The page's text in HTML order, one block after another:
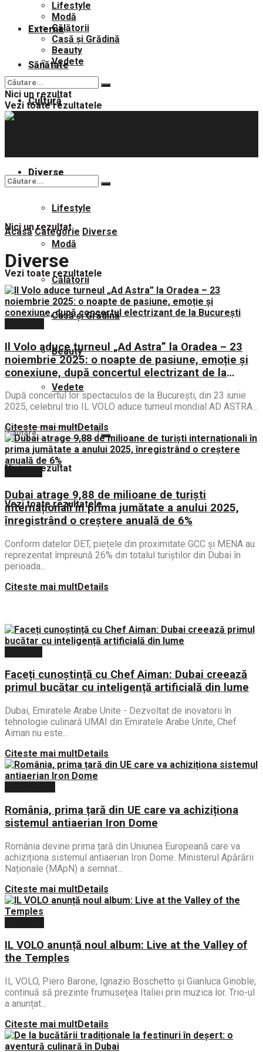
Externe
Sănătate
Cultură
Diverse
Lifestyle
Modă
Călătorii
Casă și Grădină
Beauty
Vedete
Nici un rezultat
Vezi toate rezultatele
Lifestyle
Modă
Călătorii
Casă și Grădină
Beauty
Vedete
Nici un rezultat
Vezi toate rezultatele
Nici un rezultat
Vezi toate rezultatele
Acasă Categorie Diverse
Diverse
Il Volo aduce turneul „Ad Astra” la Oradea – 23
noiembrie 2025: o noapte de pasiune, emoție și
conexiune, după concertul electrizant de la
București
După concertul lor spectaculos de la București, din 23 iunie
2025, celebrul trio IL VOLO aduce turneul mondial AD ASTRA...
Citeste mai multDetails
Dubai atrage 9,88 de milioane de turiști
internaționali în prima jumătate a anului 2025,
înregistrând o creștere anuală de 6%
Conform datelor DET, piețele din proximitate GCC și MENA au
reprezentat împreună 26% din totalul turiștilor din Dubai în
perioada...
Citeste mai multDetails
Faceți cunoștință cu Chef Aiman: Dubai creează
primul bucătar cu inteligență artificială din lume
Dubai, Emiratele Arabe Unite - Dezvoltat de inovatorii în
tehnologie culinară UMAI din Emiratele Arabe Unite, Chef
Aiman nu este...
Citeste mai multDetails
România, prima țară din UE care va achiziționa
sistemul antiaerian Iron Dome
România devine prima țară din Uniunea Europeană care va
achiziționa sistemul antiaerian Iron Dome. Ministerul Apărării
Naționale (MApN) a semnat...
Citeste mai multDetails
IL VOLO anunță noul album: Live at the Valley of
the Temples
IL VOLO, Piero Barone, Ignazio Boschetto și Gianluca Ginoble,
continuă să prezinte frumusețea Italiei prin muzica lor. Trio-ul
a anunțat...
Citeste mai multDetails